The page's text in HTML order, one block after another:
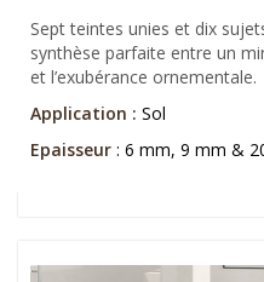
Sept teintes unies et dix
synthèse parfaite entre un
et l’exubérance ornementale.
Application : Sol
Epaisseur : 6 mm, 9 mm &